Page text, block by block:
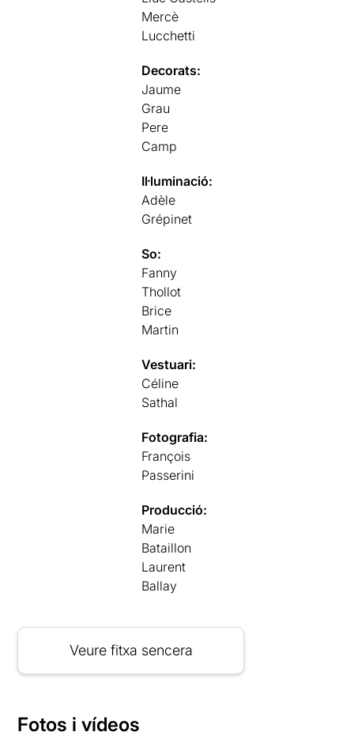
Mercè
Lucchetti
Decorats:
Jaume
Grau
Pere
Camp
Il·luminació:
Adèle
Grépinet
So:
Fanny
Thollot
Brice
Martin
Vestuari:
Céline
Sathal
Fotografia:
François
Passerini
Producció:
Marie
Bataillon
Laurent
Ballay
Veure fitxa sencera
Fotos i vídeos